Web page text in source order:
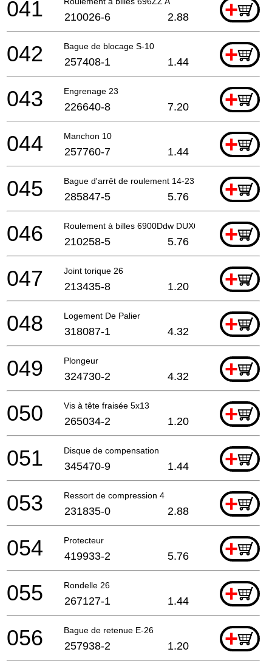
+
041 210026-6 2.88
Bague de blocage S-10 +
042 257408-1 1.44
Engrenage 23 +
043 226640-8 7.20
Manchon 10 +
044 257760-7 1.44
Bague d'arrêt de roulement 14-23 +
045 285847-5 5.76
Roulement à billes 6900Ddw DUX60 A +
046 210258-5 5.76
Joint torique 26 +
047 213435-8 1.20
Logement De Palier +
048 318087-1 4.32
Plongeur +
049 324730-2 4.32
Vis à tête fraisée 5x13 +
050 265034-2 1.20
Disque de compensation +
051 345470-9 1.44
Ressort de compression 4 +
053 231835-0 2.88
Protecteur +
054 419933-2 5.76
Rondelle 26 +
055 267127-1 1.44
Bague de retenue E-26 +
056 257938-2 1.20